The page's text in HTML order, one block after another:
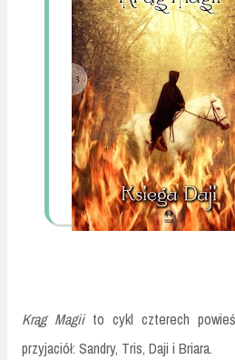
Krąg Magiito cykl czterech
przyjaciół: Sandry, Tris, Daji i Briara.